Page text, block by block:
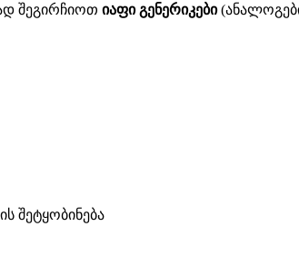
შეგირჩიოთ იაფი გენერიკები
შეტყობინება